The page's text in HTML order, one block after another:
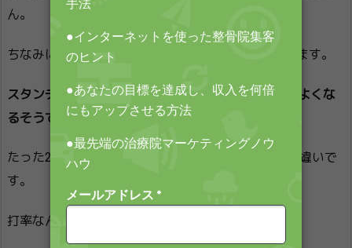
ん。
ちなみにこのメルマガもスタンディングで書いています。
スタンディングで作業をすると脳の効率は20％程度よくな
るそうです。
たった20％ですが、この20％というのは凄く大きい違いで
す。
打率なんかで例をだすとわかりやすいです。